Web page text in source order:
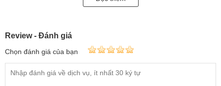
Review - Đánh giá
Chọn đánh giá của bạn